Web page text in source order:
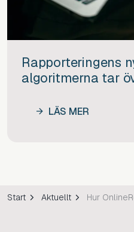
Rapporteringens
algoritmerna tar
LÄS MER
Start Aktuellt